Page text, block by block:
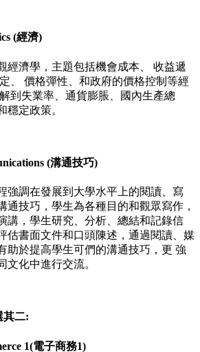
(經濟)
經濟學，主題包括機會成本、 收益遞
、 價格彈性、和政府的價格控制等經
到失業率、通貨膨脹、國內生產總
穩定政策。
(溝通技巧)
強調在發展到大學水平上的閱讀、寫
通技巧，學生為各種目的和觀眾寫作，
講，學生研究、分析、總結和記錄信
估書面文件和口頭陳述，通過閱讀、媒
助於提高學生可們的溝通技巧，更 強
文化中進行交流。
其二:
1(電子商務1)